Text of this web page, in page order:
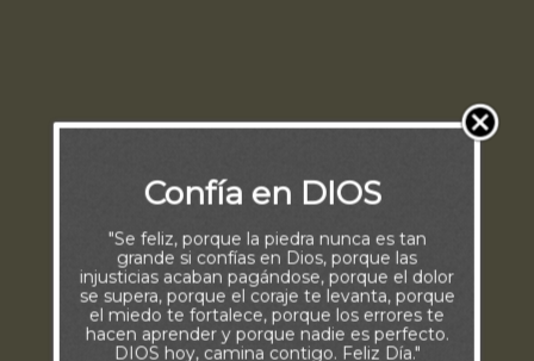
Confía en DIOS
"Se feliz, porque la piedra nunca es tan
grande si confías en Dios, porque las
injusticias acaban pagándose, porque el dolor
se supera, porque el coraje te levanta, porque
el miedo te fortalece, porque los errores te
hacen aprender y porque nadie es perfecto.
DIOS hoy, camina contigo. Feliz Día."